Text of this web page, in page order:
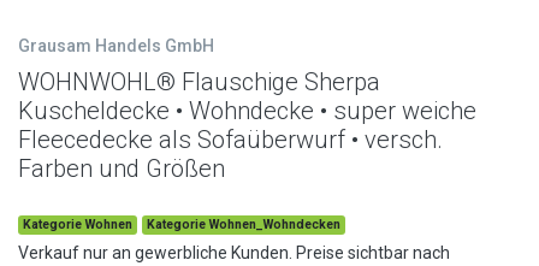
Grausam Handels GmbH
WOHNWOHL® Flauschige Sherpa
Kuscheldecke • Wohndecke • super weiche
Fleecedecke als Sofaüberwurf • versch.
Farben und Größen
Kategorie Wohnen Kategorie Wohnen_Wohndecken
Verkauf nur an gewerbliche Kunden. Preise sichtbar nach